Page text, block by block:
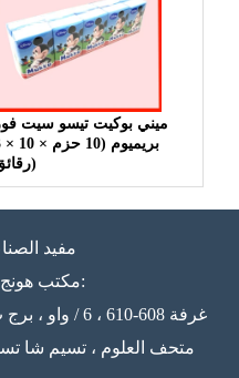
ميني بوكيت تيسو سيت
رقائق)
مفيد
مكتب هونج كونج الرئيسي:
متحف العلوم ، تسيم شا